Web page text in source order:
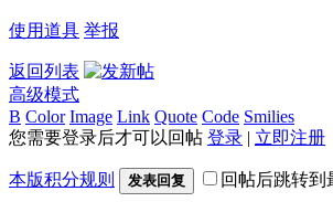
使用道具 举报
返回列表
高级模式
B Color Image Link Quote Code Smilies
您需要登录后才可以回帖 登录 | 立即注册
本版积分规则 发表回复 回帖后跳转到